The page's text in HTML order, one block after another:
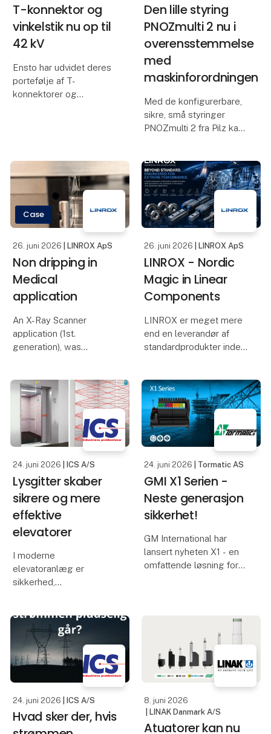
T-konnektor og
vinkelstik nu op til
42 kV
Ensto har udvidet deres
portefølje af T-
konnektorer og
blevet komplet i
strømområderne 250 A,
Den lille styring
PNOZmulti 2 nu i
overensstemmelse
med
maskinforordningen
Med de konfigurerbare,
sikre, små styringer
PNOZmulti 2 fra Pilz kan
Maskinforordning (EU)
2023/1230 (MR). EU-
typegodkendelsescertifikatet
i henhold til artikel 25 b
Case
26. juni 2026 | LINROX ApS
Non dripping in
Medical
application
An X-Ray Scanner
application (1st.
generation), was
installed for vertical and
horizontal movements.
Customer needed to
eliminate the dripping in
the 2nd. gen..
26. juni 2026 | LINROX ApS
LINROX - Nordic
Magic in Linear
Components
LINROX er meget mere
end en leverandør af
standardprodukter inden
Med mere end 23 års
erfaring i industrien har vi
været involveret i et utal
af applikationer på tværs
af brancher
24. juni 2026 | ICS A/S
Lysgitter skaber
sikrere og mere
effektive
elevatorer
I moderne
elevatoranlæg er
sikkerhed,
vigtigere end
nogensinde. Ét af de
mest afgørende
komponenter i denne
udvikling er lysgitteret –
også kendt som et
elevatorlysg
24. juni 2026 | Tormatic AS
GMI X1 Serien -
Neste generasjon
sikkerhet!
GM International har
lansert nyheten X1 - en
omfattende løsning for
utvalg av moduler – Ex-
barrierer, galvaniske
isolatorer, omformere og
sikke
24. juni 2026 | ICS A/S
Hvad sker der, hvis
8. juni 2026
| LINAK Danmark A/S
Atuatorer kan nu